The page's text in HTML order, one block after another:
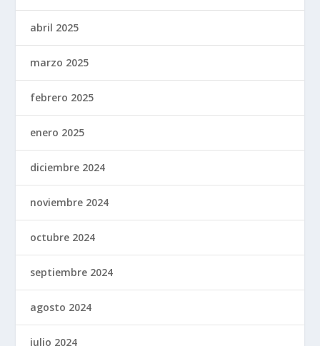
abril 2025
marzo 2025
febrero 2025
enero 2025
diciembre 2024
noviembre 2024
octubre 2024
septiembre 2024
agosto 2024
julio 2024